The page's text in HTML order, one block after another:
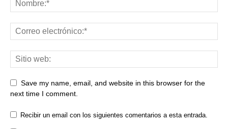
Save my name, email, and website in this browser for the
next time I comment.
Recibir un email con los siguientes comentarios a esta entrada.